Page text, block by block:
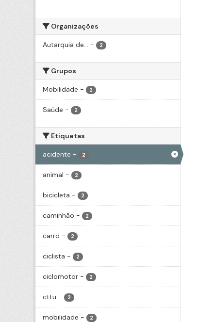
Organizações
Autarquia de... - 2
Grupos
Mobilidade - 2
Saúde - 2
Etiquetas
acidente - 2
animal - 2
bicicleta - 2
caminhão - 2
carro - 2
ciclista - 2
ciclomotor - 2
cttu - 2
mobilidade - 2